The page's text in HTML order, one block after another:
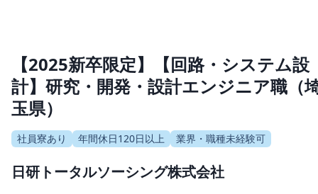
【2025新卒限定】【回路・システム設
計】研究・開発・設計エンジニア職（
玉県）
社員寮あり 年間休日120日以上 業界・職種未経験可
日研トータルソーシング株式会社